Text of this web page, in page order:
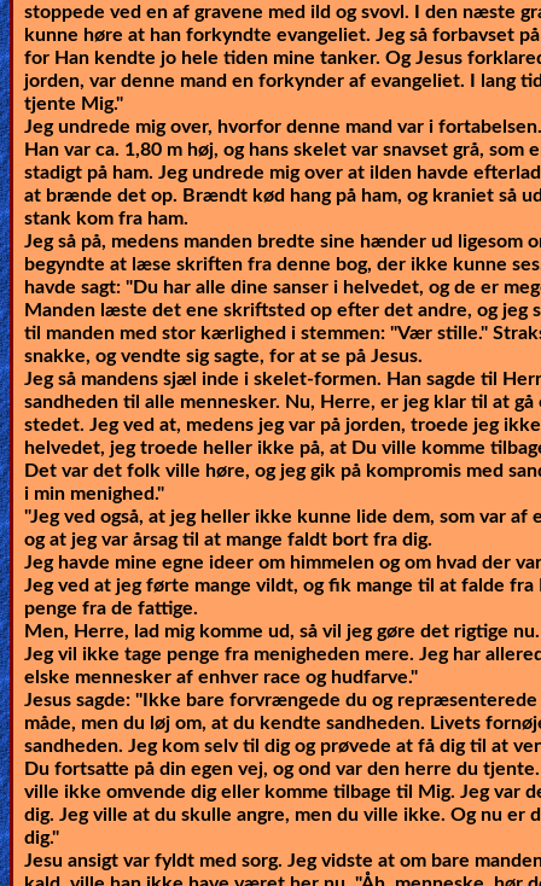
stoppede ved en af gravene med ild og svovl. I den næste
kunne høre at han forkyndte evangeliet. Jeg så forbavset
for Han kendte jo hele tiden mine tanker. Og Jesus
jorden, var denne mand en forkynder af evangeliet. I lang
tjente Mig."
Jeg undrede mig over, hvorfor denne mand var i fortabelsen.
Han var ca. 1,80 m høj, og hans skelet var snavset grå, som
stadigt på ham. Jeg undrede mig over at ilden havde
at brænde det op. Brændt kød hang på ham, og kraniet så
stank kom fra ham.
Jeg så på, medens manden bredte sine hænder ud ligesom
begyndte at læse skriften fra denne bog, der ikke kunne
havde sagt: "Du har alle dine sanser i helvedet, og de er
Manden læste det ene skriftsted op efter det andre, og jeg
til manden med stor kærlighed i stemmen: "Vær stille."
snakke, og vendte sig sagte, for at se på Jesus.
Jeg så mandens sjæl inde i skelet-formen. Han sagde til
sandheden til alle mennesker. Nu, Herre, er jeg klar til at
stedet. Jeg ved at, medens jeg var på jorden, troede jeg
helvedet, jeg troede heller ikke på, at Du ville komme
Det var det folk ville høre, og jeg gik på kompromis med
i min menighed."
"Jeg ved også, at jeg heller ikke kunne lide dem, som var af
og at jeg var årsag til at mange faldt bort fra dig.
Jeg havde mine egne ideer om himmelen og om hvad der
Jeg ved at jeg førte mange vildt, og fik mange til at falde
penge fra de fattige.
Men, Herre, lad mig komme ud, så vil jeg gøre det rigtige nu.
Jeg vil ikke tage penge fra menigheden mere. Jeg har
elske mennesker af enhver race og hudfarve."
Jesus sagde: "Ikke bare forvrængede du og
måde, men du løj om, at du kendte sandheden. Livets
sandheden. Jeg kom selv til dig og prøvede at få dig til at
Du fortsatte på din egen vej, og ond var den herre du
ville ikke omvende dig eller komme tilbage til Mig. Jeg var
dig. Jeg ville at du skulle angre, men du ville ikke. Og nu er
dig."
Jesu ansigt var fyldt med sorg. Jeg vidste at om bare